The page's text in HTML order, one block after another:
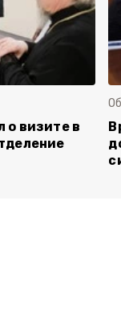
о визите в